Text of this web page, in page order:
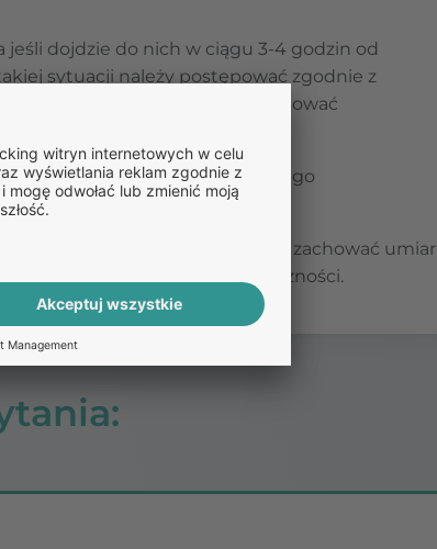
dojdzie do nich w ciągu 3-4 godzin od
sytuacji należy postępować zgodnie z
to możliwe, i ewentualnie stosować
prowadzić do nieregularnego
ryzyko nieplanowanej ciąży.
Yasminelle, ale warto zachować umiar
się na zmniejszenie ich skuteczności.